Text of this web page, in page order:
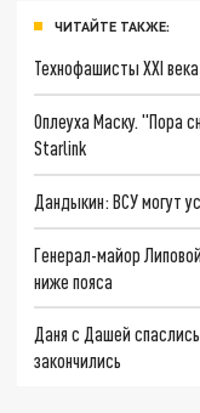
ЧИТАЙТЕ ТАКЖЕ:
Технофашисты XXI века
Оплеуха Маску. "Пора
Starlink
Дандыкин: ВСУ могут
Генерал-майор
ниже пояса
Даня с Дашей
закончились